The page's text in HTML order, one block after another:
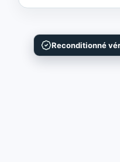
Reconditionné